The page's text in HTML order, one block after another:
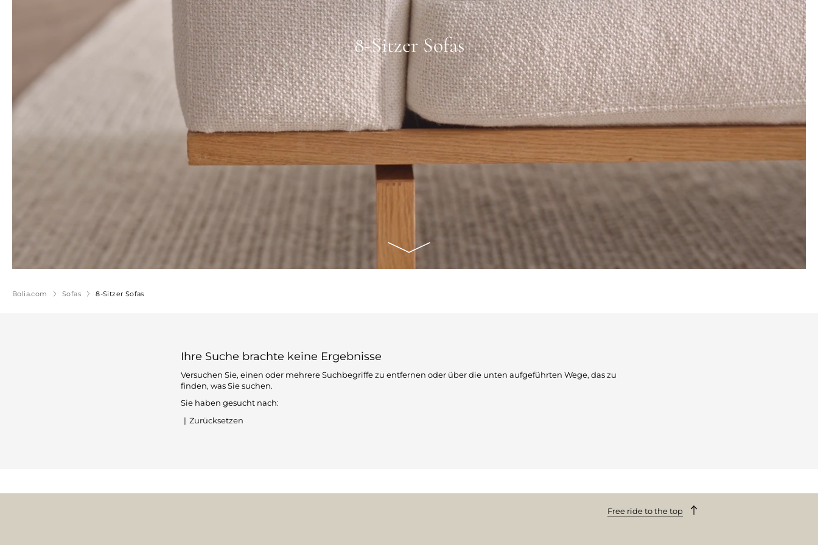
8-Sitzer Sofas
Bolia.com Sofas 8-Sitzer Sofas
Ihre Suche brachte keine Ergebnisse
Versuchen Sie, einen oder mehrere Suchbegriffe zu entfernen oder über die unten aufgeführten Wege, das zu
finden, was Sie suchen.
Sie haben gesucht nach:
| Zurücksetzen
Free ride to the top